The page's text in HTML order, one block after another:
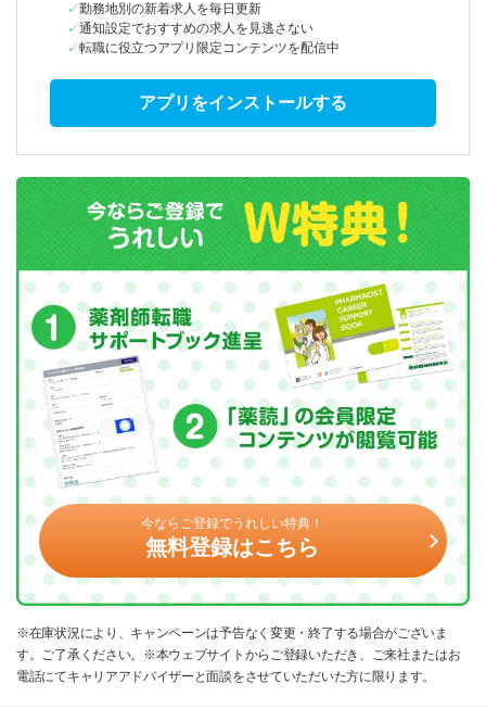
勤務地別の新着求人を毎日更新
通知設定でおすすめの求人を見逃さない
転職に役立つアプリ限定コンテンツを配信中
アプリをインストールする
今ならご登録でうれしい特典！
無料登録はこちら
※在庫状況により、キャンペーンは予告なく変更・終了する場合がございま
す。ご了承ください。※本ウェブサイトからご登録いただき、ご来社またはお
電話にてキャリアアドバイザーと面談をさせていただいた方に限ります。